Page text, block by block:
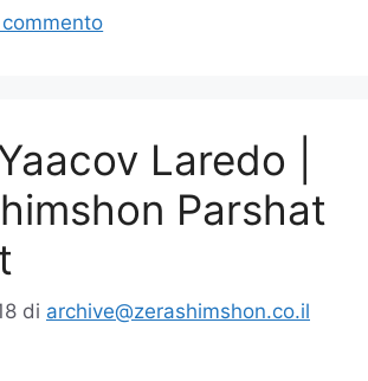
Laredo |
Parshat
di archive@zerashimshon.co.il